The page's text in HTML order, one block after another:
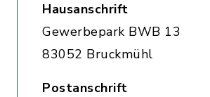
Hausanschrift
Gewerbepark BWB 13
83052 Bruckmühl
Postanschrift